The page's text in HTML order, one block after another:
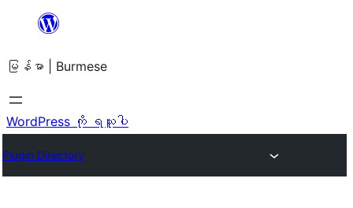
အကြောင်းအရာ
ကျော်သွား
ရန်
မြန်မာ | Burmese
WordPress ကို ရယူပါ
Plugin Directory